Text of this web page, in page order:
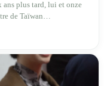
ans plus tard, lui et onze
de Taïwan
en une